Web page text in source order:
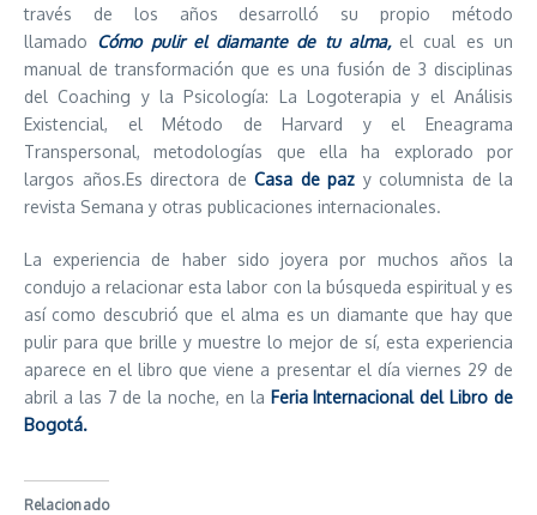
través de los años desarrolló su propio método
llamado Cómo pulir el diamante de tu alma, el cual es un
manual de transformación que es una fusión de 3 disciplinas
del Coaching y la Psicología: La Logoterapia y el Análisis
Existencial, el Método de Harvard y el Eneagrama
Transpersonal, metodologías que ella ha explorado por
largos años.Es directora de Casa de paz y columnista de la
revista Semana y otras publicaciones internacionales.
La experiencia de haber sido joyera por muchos años la
condujo a relacionar esta labor con la búsqueda espiritual y es
así como descubrió que el alma es un diamante que hay que
pulir para que brille y muestre lo mejor de sí, esta experiencia
aparece en el libro que viene a presentar el día viernes 29 de
abril a las 7 de la noche, en la Feria Internacional del Libro de
Bogotá.
Relacionado